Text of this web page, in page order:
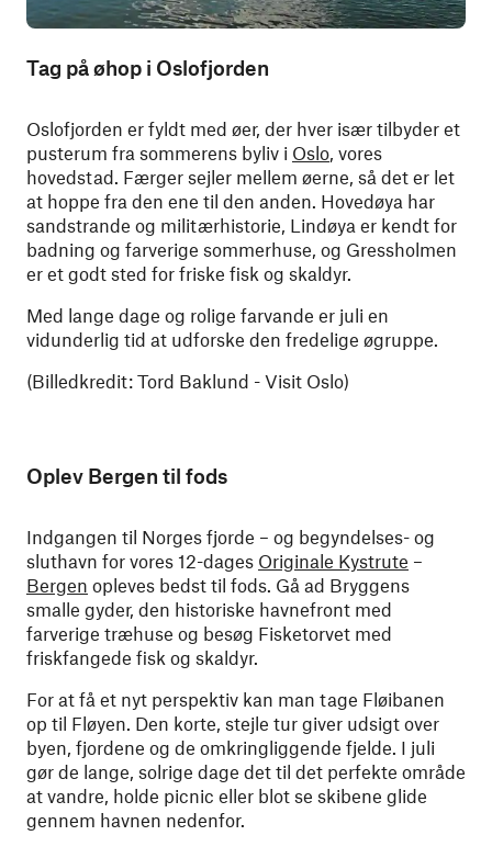
Tag på øhop i Oslofjorden
Oslofjorden er fyldt med øer, der hver især tilbyder et
pusterum fra sommerens byliv i Oslo, vores
hovedstad. Færger sejler mellem øerne, så det er let
at hoppe fra den ene til den anden. Hovedøya har
sandstrande og militærhistorie, Lindøya er kendt for
badning og farverige sommerhuse, og Gressholmen
er et godt sted for friske fisk og skaldyr.
Med lange dage og rolige farvande er juli en
vidunderlig tid at udforske den fredelige øgruppe.
(Billedkredit: Tord Baklund - Visit Oslo)
Oplev Bergen til fods
Indgangen til Norges fjorde – og begyndelses- og
sluthavn for vores 12-dages Originale Kystrute –
Bergen opleves bedst til fods. Gå ad Bryggens
smalle gyder, den historiske havnefront med
farverige træhuse og besøg Fisketorvet med
friskfangede fisk og skaldyr.
For at få et nyt perspektiv kan man tage Fløibanen
op til Fløyen. Den korte, stejle tur giver udsigt over
byen, fjordene og de omkringliggende fjelde. I juli
gør de lange, solrige dage det til det perfekte område
at vandre, holde picnic eller blot se skibene glide
gennem havnen nedenfor.